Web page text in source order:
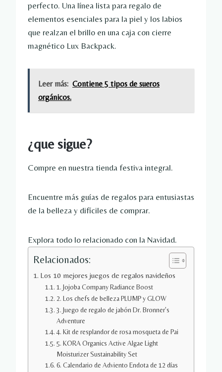
perfecto. Una línea lista para regalo de
elementos esenciales para la piel y los labios
que realzan el brillo en una caja con cierre
magnético Lux Backpack.
Leer más: Contiene 5 tipos de sueros
orgánicos.
¿que sigue?
Compre en nuestra tienda festiva integral.
Encuentre más guías de regalos para entusiastas
de la belleza y difíciles de comprar.
Explora todo lo relacionado con la Navidad.
Relacionados:
Los 10 mejores juegos de regalos navideños
1. Jojoba Company Radiance Boost
2. Los chefs de belleza PLUMP y GLOW
3. Juego de regalo de jabón Dr. Bronner’s
Adventure
4. Kit de resplandor de rosa mosqueta de Pai
5. KORA Organics Active Algae Light
Moisturizer Sustainability Set
6. Calendario de Adviento Endota de 12 días